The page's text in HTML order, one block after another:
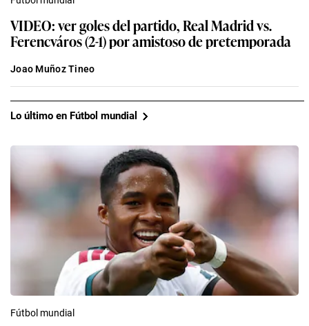
VIDEO: ver goles del partido, Real Madrid vs.
Ferencváros (2-1) por amistoso de pretemporada
Joao Muñoz Tineo
Lo último en Fútbol mundial
Fútbol mundial